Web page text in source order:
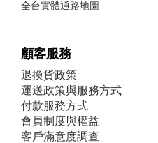
全台實體通路地圖
顧客服務
退換貨政策
運送政策與服務方式
付款服務方式
會員制度與權益
客戶滿意度調查